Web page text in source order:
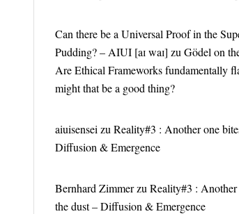
Can there be a Universal Proof in the
Pudding? – AIUI [aɪ waɪ] zu Gödel on
Are Ethical Frameworks fundamentally
might that be a good thing?
aiuisensei zu Reality#3 : Another one
Diffusion & Emergence
Bernhard Zimmerzu Reality#3 : Another
the dust – Diffusion & Emergence